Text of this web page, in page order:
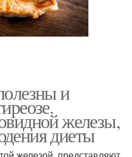
и
железы,
диеты